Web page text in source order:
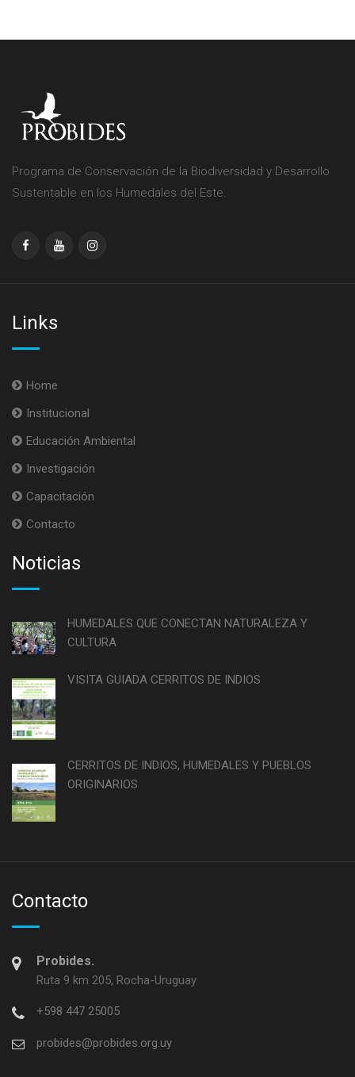
Programa de Conservación de la Biodiversidad y Desarrollo
Sustentable en los Humedales del Este.
Links
Home
Institucional
Educación Ambiental
Investigación
Capacitación
Contacto
Noticias
HUMEDALES QUE CONECTAN NATURALEZA Y
CULTURA
VISITA GUIADA CERRITOS DE INDIOS
CERRITOS DE INDIOS, HUMEDALES Y PUEBLOS
ORIGINARIOS
Contacto
Probides.
Ruta 9 km 205, Rocha-Uruguay
+598 447 25005
probides@probides.org.uy